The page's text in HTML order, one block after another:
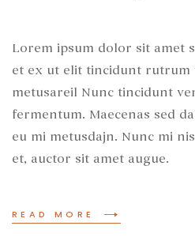
Lorem ipsum dolor sit amet
et ex ut elit tincidunt rutrum
metusareil Nunc tincidunt
fermentum. Maecenas sed
eu mi metusdajn. Nunc mi
et, auctor sit amet augue.
READ MORE